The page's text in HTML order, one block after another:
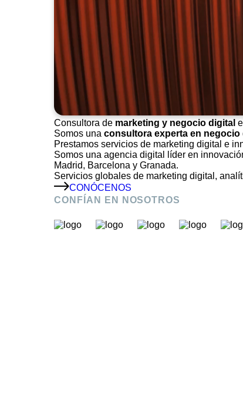
Consultora de marketing y negocio digital
Somos una consultora experta en
Prestamos servicios de marketing digital e
Somos una agencia digital líder en
Madrid, Barcelona y Granada.
Servicios globales de marketing digital,
CONÓCENOS
CONFÍAN EN NOSOTROS